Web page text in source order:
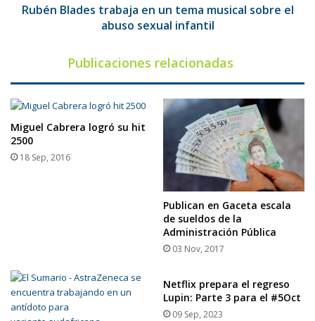
abuso
Rubén Blades trabaja en un tema musical sobre el
abuso sexual infantil
Publicaciones relacionadas
Miguel Cabrera logró su hit
2500
18 Sep, 2016
Publican en Gaceta escala
de sueldos de la
Administración Pública
03 Nov, 2017
Netflix prepara el regreso
Lupin: Parte 3 para el #5Oct
09 Sep, 2023